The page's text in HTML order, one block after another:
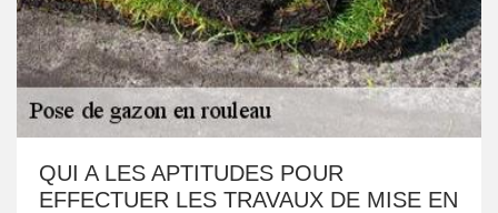
QUI A LES APTITUDES POUR
EFFECTUER LES TRAVAUX DE MISE EN